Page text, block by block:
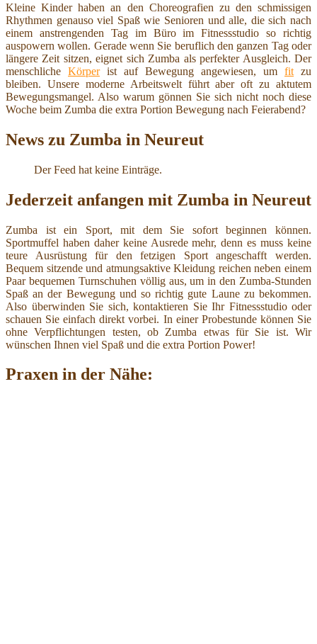
Kleine Kinder haben an den Choreografien zu den schmissigen
Rhythmen genauso viel Spaß wie Senioren und alle, die sich nach
einem anstrengenden Tag im Büro im Fitnessstudio so richtig
auspowern wollen. Gerade wenn Sie beruflich den ganzen Tag oder
längere Zeit sitzen, eignet sich Zumba als perfekter Ausgleich. Der
menschliche Körperist auf Bewegung angewiesen, um fit zu
bleiben. Unsere moderne Arbeitswelt führt aber oft zu aktutem
Bewegungsmangel. Also warum gönnen Sie sich nicht noch diese
Woche beim Zumba die extra Portion Bewegung nach Feierabend?
News zu Zumba in Neureut
Der Feed hat keine Einträge.
Jederzeit anfangen mit Zumba in Neureut
Zumba ist ein Sport, mit dem Sie sofort beginnen können.
Sportmuffel haben daher keine Ausrede mehr, denn es muss keine
teure Ausrüstung für den fetzigen Sport angeschafft werden.
Bequem sitzende und atmungsaktive Kleidung reichen neben einem
Paar bequemen Turnschuhen völlig aus, um in den Zumba-Stunden
Spaß an der Bewegung und so richtig gute Laune zu bekommen.
Also überwinden Sie sich, kontaktieren Sie Ihr Fitnessstudio oder
schauen Sie einfach direkt vorbei. In einer Probestunde können Sie
ohne Verpflichtungen testen, ob Zumba etwas für Sie ist. Wir
wünschen Ihnen viel Spaß und die extra Portion Power!
Praxen in der Nähe: